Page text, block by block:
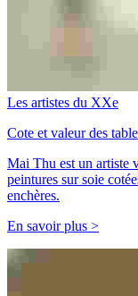
Les artistes du XXe
Cote et valeur des
Mai Thu est un artiste
peintures sur soie
enchères.
En savoir plus >